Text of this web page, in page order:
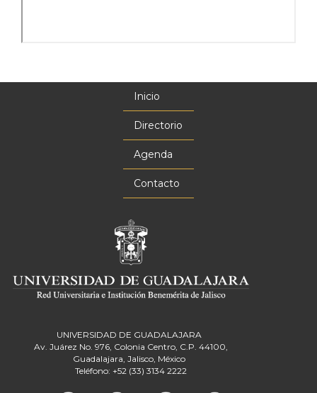
Inicio
Directorio
Agenda
Contacto
UNIVERSIDAD DE GUADALAJARA
Av. Juárez No. 976, Colonia Centro, C.P. 44100,
Guadalajara, Jalisco, México
Teléfono: +52 (33) 3134 2222